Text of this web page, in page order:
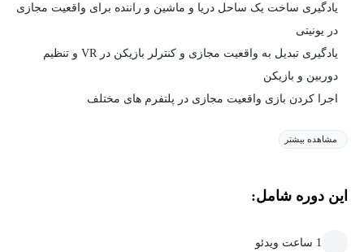
یادگیری ساخت یک ساحل دریا و ماشین و راننده برای واقعیت مجازی
در یونیتی
یادگیری تبدیل به واقعیت مجازی و کنترلر بازیکن در VR و تنظیم
دوربین و بازیکن
اجرا کردن بازی واقعیت مجازی در پلتفرم های مختلف
مشاهده بیشتر
این دوره شامل:
1 ساعت ویدئو